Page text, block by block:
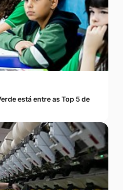
está entre as Top 5 de